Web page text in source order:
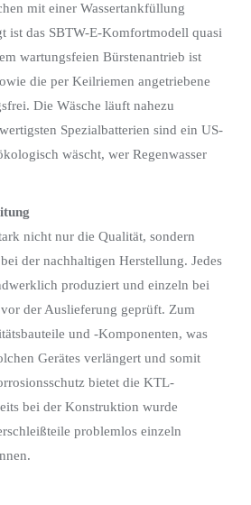
mit einer Wassertankfüllung
ist das SBTW-E-Komfortmodell quasi
wartungsfeien Bürstenantrieb ist
die per Keilriemen angetriebene
Die Wäsche läuft nahezu
Spezialbatterien sind ein US-
wäscht, wer Regenwasser
nicht nur die Qualität, sondern
der nachhaltigen Herstellung. Jedes
produziert und einzeln bei
der Auslieferung geprüft. Zum
und -Komponenten, was
Gerätes verlängert und somit
bietet die KTL-
bei der Konstruktion wurde
problemlos einzeln